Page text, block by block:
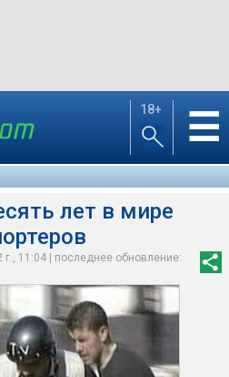
18+ ☰
лет в мире
11:04 | последнее обновление: